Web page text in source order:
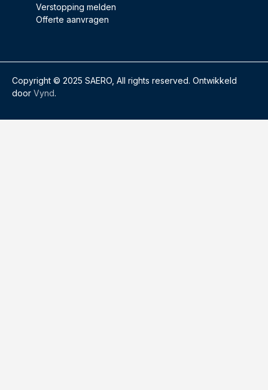
Verstopping melden
Offerte aanvragen
Copyright © 2025 SAERO, All rights reserved. Ontwikkeld
door Vynd.